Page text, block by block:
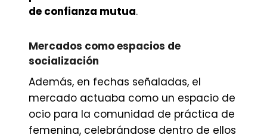
de confianza mutua.
Mercados como espacios de
socialización
Además, en fechas señaladas, el
mercado actuaba como un espacio de
ocio para la comunidad de práctica de
femenina, celebrándose dentro de ellos